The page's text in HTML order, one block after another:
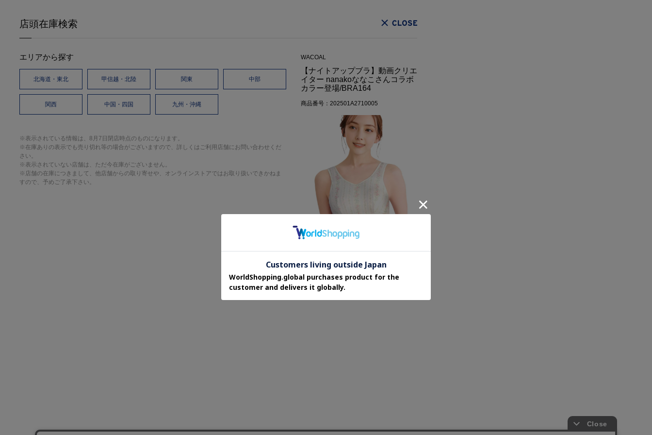
店頭在庫検索
エリアから探す
北海道・東北 甲信越・北陸 関東 中部
関西 中国・四国 九州・沖縄
※表示されている情報は、8月7日閉店時点のものになります。
※在庫ありの表示でも売り切れ等の場合がございますので、詳しくはご利用店舗にお問い合わせくだ
さい。
※表示されていない店舗は、ただ今在庫がございません。
※店舗の在庫につきまして、他店舗からの取り寄せや、オンラインストアではお取り扱いできかねま
すので、予めご了承下さい。
WACOAL
【ナイトアップブラ】動画クリエ
イター nanakoななこさんコラボ
カラー登場/BRA164
商品番号：202501A2710005